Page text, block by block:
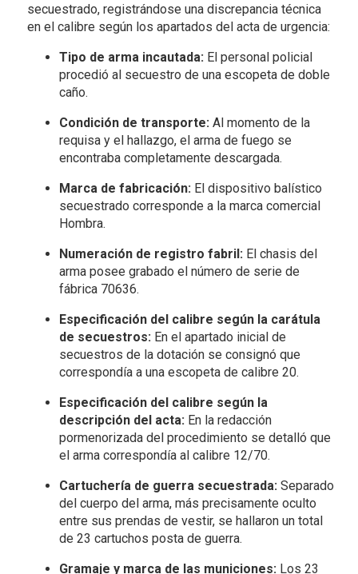
secuestrado, registrándose una discrepancia técnica
en el calibre según los apartados del acta de urgencia:
Tipo de arma incautada: El personal policial
procedió al secuestro de una escopeta de doble
caño.
Condición de transporte: Al momento de la
requisa y el hallazgo, el arma de fuego se
encontraba completamente descargada.
Marca de fabricación: El dispositivo balístico
secuestrado corresponde a la marca comercial
Hombra.
Numeración de registro fabril: El chasis del
arma posee grabado el número de serie de
fábrica 70636.
Especificación del calibre según la carátula
de secuestros: En el apartado inicial de
secuestros de la dotación se consignó que
correspondía a una escopeta de calibre 20.
Especificación del calibre según la
descripción del acta: En la redacción
pormenorizada del procedimiento se detalló que
el arma correspondía al calibre 12/70.
Cartuchería de guerra secuestrada: Separado
del cuerpo del arma, más precisamente oculto
entre sus prendas de vestir, se hallaron un total
de 23 cartuchos posta de guerra.
Gramaje y marca de las municiones: Los 23